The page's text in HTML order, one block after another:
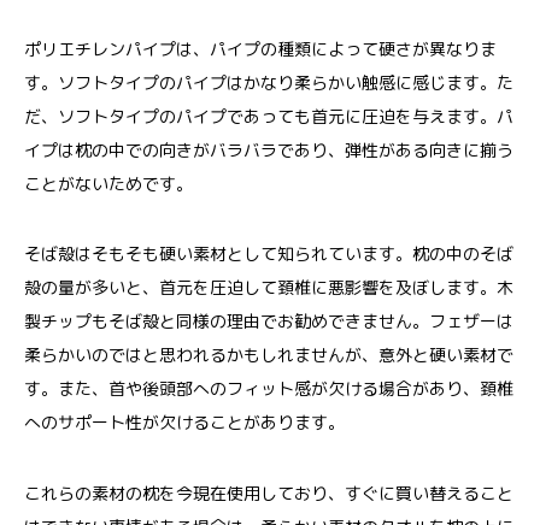
ポリエチレンパイプは、パイプの種類によって硬さが異なりま
す。ソフトタイプのパイプはかなり柔らかい触感に感じます。た
だ、ソフトタイプのパイプであっても首元に圧迫を与えます。パ
イプは枕の中での向きがバラバラであり、弾性がある向きに揃う
ことがないためです。
そば殻はそもそも硬い素材として知られています。枕の中のそば
殻の量が多いと、首元を圧迫して頚椎に悪影響を及ぼします。木
製チップもそば殻と同様の理由でお勧めできません。フェザーは
柔らかいのではと思われるかもしれませんが、意外と硬い素材で
す。また、首や後頭部へのフィット感が欠ける場合があり、頚椎
へのサポート性が欠けることがあります。
これらの素材の枕を今現在使用しており、すぐに買い替えること